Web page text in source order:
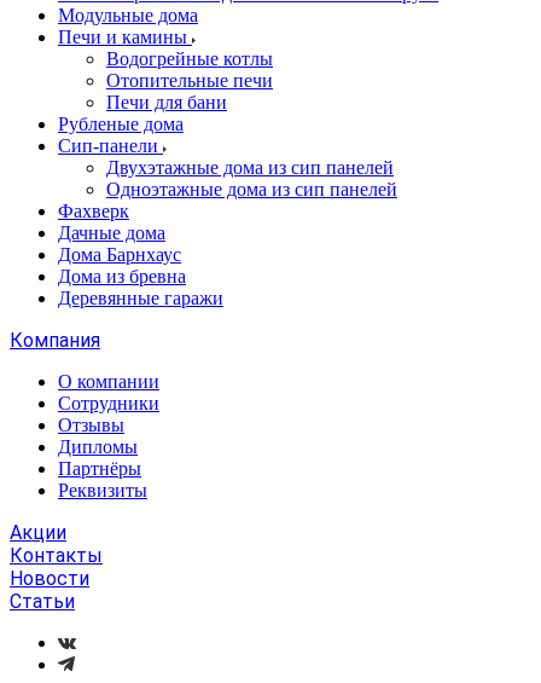
Модульные дома
Печи и камины
Водогрейные котлы
Отопительные печи
Печи для бани
Рубленые дома
Сип-панели
Двухэтажные дома из сип панелей
Одноэтажные дома из сип панелей
Фахверк
Дачные дома
Дома Барнхаус
Дома из бревна
Деревянные гаражи
Компания
О компании
Сотрудники
Отзывы
Дипломы
Партнёры
Реквизиты
Акции
Контакты
Новости
Статьи